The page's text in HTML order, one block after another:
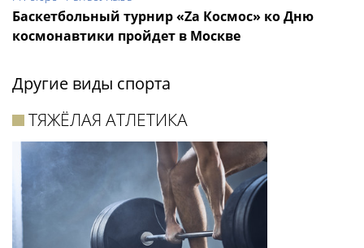
Баскетбольный турнир «Zа Космос» ко Дню
космонавтики пройдет в Москве
Другие виды спорта
ТЯЖЁЛАЯ АТЛЕТИКА